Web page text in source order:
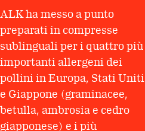
ALK ha messo a punto
preparati in compresse
sublinguali per i quattro più
importanti allergeni dei
pollini in Europa, Stati Uniti
e Giappone (graminacee,
betulla, ambrosia e cedro
giapponese) e i più